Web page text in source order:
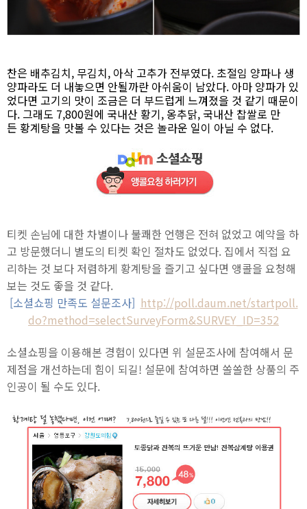
찬은 배추김치, 무김치, 아삭 고추가 전부였다. 초절임 양파나 생
양파라도 더 내놓으면 안될까란 아쉬움이 남았다. 아마 양파가 있
었다면 고기의 맛이 조금은 더 부드럽게 느껴졌을 것 같기 때문이
다. 그래도 7,800원에 국내산 황기, 옹추닭, 국내산 찹쌀로 만
든 황계탕을 맛볼 수 있다는 것은 놀라운 일이 아닐 수 없다.
티켓 손님에 대한 차별이나 불쾌한 언행은 전혀 없었고 예약을 하
고 방문했더니 별도의 티켓 확인 절차도 없었다. 집에서 직접 요
리하는 것 보다 저렴하게 황계탕을 즐기고 싶다면 앵콜을 요청해
보는 것도 좋을 것 같다.
[소셜쇼핑 만족도 설문조사] http://poll.daum.net/startpoll.
do?method=selectSurveyForm&SURVEY_ID=352
소셜쇼핑을 이용해본 경험이 있다면 위 설문조사에 참여해서 문
제점을 개선하는데 힘이 되길! 설문에 참여하면 쏠쏠한 상품의 주
인공이 될 수도 있다.